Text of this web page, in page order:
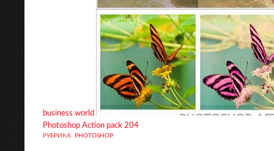
business world
Photoshop Action pack 204
РУБРИКА: PHOTOSHOP.